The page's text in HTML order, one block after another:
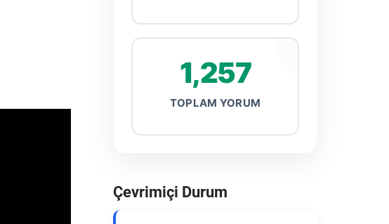
1,257
TOPLAM YORUM
Çevrimiçi Durum